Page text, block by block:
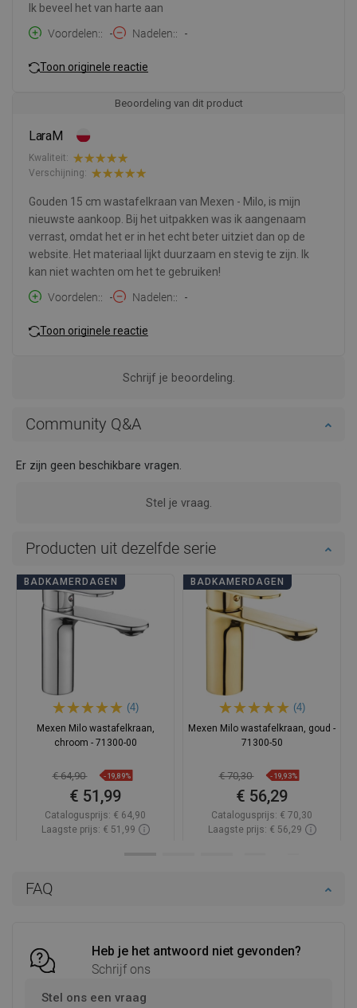
FAQ
Heb je het antwoord niet gevonden?
Schrijf ons
Stel ons een vraag
Ik beveel het van harte aan
Voordelen:
- Nadelen: -
Toon originele reactie
Beoordeling van dit product
LaraM
Kwaliteit:
Verschijning:
Gouden 15 cm wastafelkraan van Mexen - Milo, is mijn
nieuwste aankoop. Bij het uitpakken was ik aangenaam
verrast, omdat het er in het echt beter uitziet dan op de
website. Het materiaal lijkt duurzaam en stevig te zijn. Ik
kan niet wachten om het te gebruiken!
Voordelen:
- Nadelen: -
Toon originele reactie
Schrijf je beoordeling.
Community Q&A
Er zijn geen beschikbare vragen.
Stel je vraag.
Producten uit dezelfde serie
BADKAMERDAGEN
(4)
Mexen Milo wastafelkraan,
chroom - 71300-00
€ 64,90 -19,89%
€ 51,99
Catalogusprijs: € 64,90
Laagste prijs: € 51,99
BADKAMERDAGEN
(4)
Mexen Milo wastafelkraan, goud -
71300-50
€ 70,30 -19,93%
€ 56,29
Catalogusprijs: € 70,30
Laagste prijs: € 56,29